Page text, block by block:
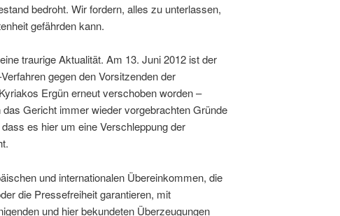
bedroht. Wir fordern, alles zu unterlassen,
gefährden kann.
traurige Aktualität. Am 13. Juni 2012 ist der
gegen den Vorsitzenden der
Ergün erneut verschoben worden –
Gericht immer wieder vorgebrachten Gründe
es hier um eine Verschleppung der
und internationalen Übereinkommen, die
die Pressefreiheit garantieren, mit
und hier bekundeten Überzeugungen